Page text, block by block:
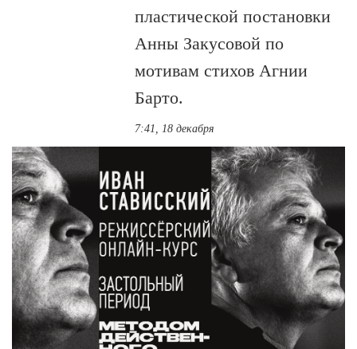
пластической постановки
Анны Закусовой по
мотивам стихов Агнии
Барто.
7:41, 18 декабря